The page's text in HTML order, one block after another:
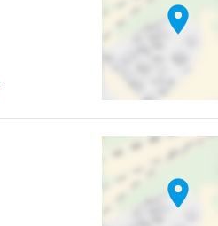
location_on
location_on